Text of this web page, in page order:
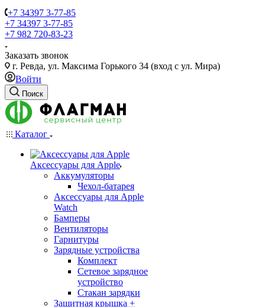
+7 34397 3-77-85
+7 34397 3-77-85
+7 982 720-83-23
Заказать звонок
г. Ревда, ул. Максима Горького 34 (вход с ул. Мира)
Войти
Поиск
Каталог
Аксессуары для Apple
Аккумуляторы
Чехол-батарея
Аксессуары для Apple
Watch
Бамперы
Вентиляторы
Гарнитуры
Зарядные устройства
Комплект
Сетевое зарядное
устройство
Стакан зарядки
Защитная крышка +